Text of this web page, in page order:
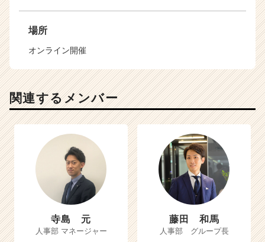
場所
オンライン開催
関連するメンバー
寺島 元
人事部 マネージャー
藤田 和馬
人事部 グループ長